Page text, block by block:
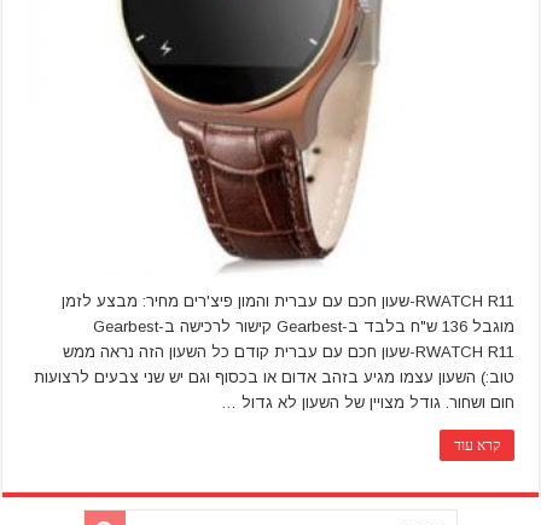
RWATCH R11-שעון חכם עם עברית והמון פיצ'רים מחיר: מבצע לזמן
מוגבל 136 ש"ח בלבד ב-Gearbest קישור לרכישה ב-Gearbest
RWATCH R11-שעון חכם עם עברית קודם כל השעון הזה נראה ממש
טוב:) השעון עצמו מגיע בזהב אדום או בכסוף וגם יש שני צבעים לרצועות
חום ושחור. גודל מצויין של השעון לא גדול …
קרא עוד